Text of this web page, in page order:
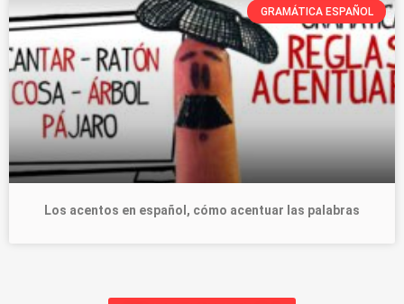
GRAMÁTICA ESPAÑOL
Los acentos en español, cómo acentuar las palabras